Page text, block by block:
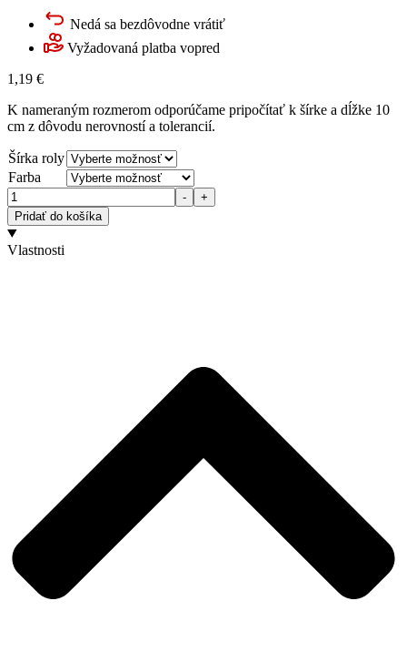
Nedá sa bezdôvodne vrátiť
Vyžadovaná platba vopred
1,19 €
K nameraným rozmerom odporúčame pripočítať k šírke a dĺžke 10
cm z dôvodu nerovností a tolerancií.
Šírka roly
Farba
Množstvo
-
+
Pridať do košíka
Vlastnosti